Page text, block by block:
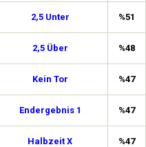
2,5 Unter %51
2,5 Über %48
Kein Tor %47
Endergebnis 1 %47
Halbzeit X %47